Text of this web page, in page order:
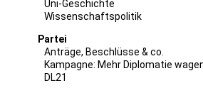
Uni-Geschichte
Wissenschaftspolitik
Partei
Anträge, Beschlüsse & co.
Kampagne: Mehr Diplomatie
DL21